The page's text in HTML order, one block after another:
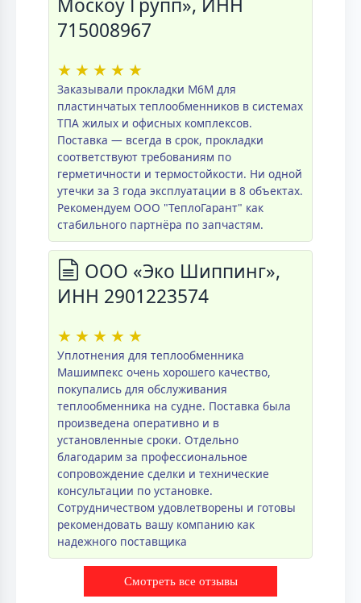
Москоу Групп», ИНН
715008967
★ ★ ★ ★ ★
Заказывали прокладки M6M для
пластинчатых теплообменников в системах
ТПА жилых и офисных комплексов.
Поставка — всегда в срок, прокладки
соответствуют требованиям по
герметичности и термостойкости. Ни одной
утечки за 3 года эксплуатации в 8 объектах.
Рекомендуем ООО "ТеплоГарант" как
стабильного партнёра по запчастям.
ООО «Эко Шиппинг»,
ИНН 2901223574
★ ★ ★ ★ ★
Уплотнения для теплообменника
Машимпекс очень хорошего качество,
покупались для обслуживания
теплообменника на судне. Поставка была
произведена оперативно и в
установленные сроки. Отдельно
благодарим за профессиональное
сопровождение сделки и технические
консультации по установке.
Сотрудничеством удовлетворены и готовы
рекомендовать вашу компанию как
надежного поставщика
Смотреть все отзывы